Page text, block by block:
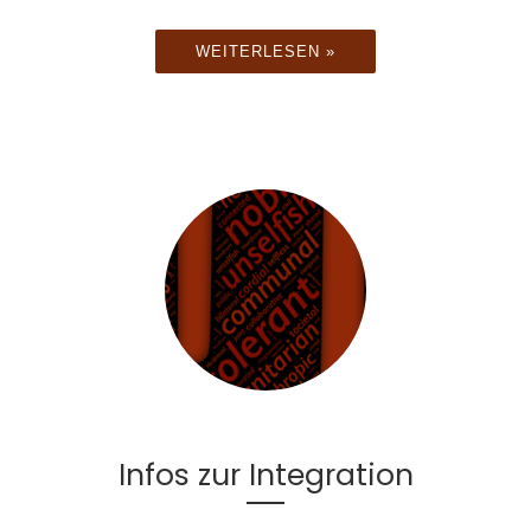
WEITERLESEN »
Infos zur Integration